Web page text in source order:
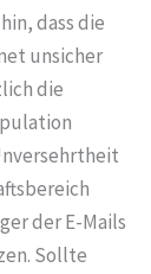
dass die
unsicher
die
der E-Mails
Sollte